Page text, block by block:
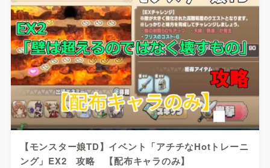
【モンスター娘TD】イベント「アチチなHotトレーニ
ング」EX2 攻略 【配布キャラのみ】